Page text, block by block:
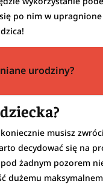
po nim w
urodziny?
musisz
decydować się na
żadnym pozorem
dużemu